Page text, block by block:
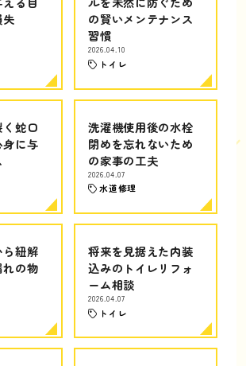
失
の賢いメンテナンス
習慣
2026.04.10
トイレ
蛇口
身に与
洗濯機使用後の水栓
閉めを忘れないため
の家事の工夫
2026.04.07
水道修理
紐解
れの物
将来を見据えた内装
込みのトイレリフォ
ーム相談
2026.04.07
トイレ